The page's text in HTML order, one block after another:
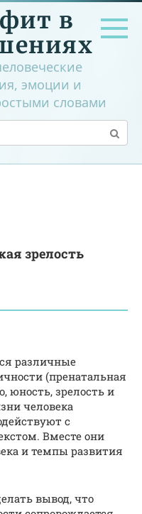
в
эмоции и
словами
зрелость
различные
(пренатальная
юность, зрелость и
человека
с
Вместе они
и темпы развития
вывод, что